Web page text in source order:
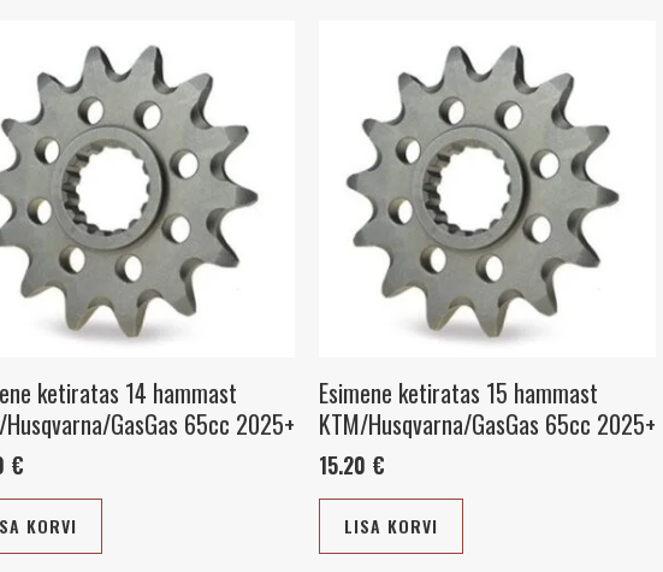
ketiratas 14 hammast
GasGas 65cc 2025+
€
KORVI
Esimene ketiratas 15 hammast
KTM/Husqvarna/GasGas 65cc 2025+
15.20 €
LISA KORVI